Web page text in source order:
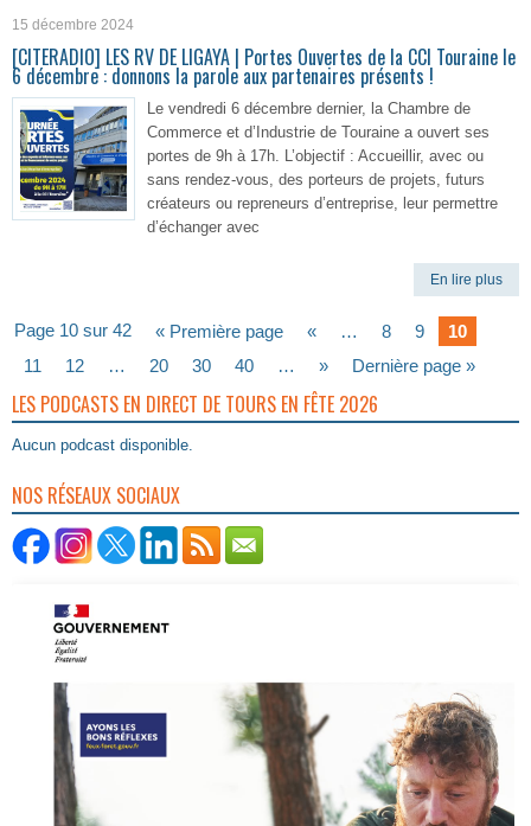
15 décembre 2024
[CITERADIO] LES RV DE LIGAYA | Portes Ouvertes de la CCI Touraine le
6 décembre : donnons la parole aux partenaires présents !
Le vendredi 6 décembre dernier, la Chambre de
Commerce et d’Industrie de Touraine a ouvert ses
portes de 9h à 17h. L’objectif : Accueillir, avec ou
sans rendez-vous, des porteurs de projets, futurs
créateurs ou repreneurs d’entreprise, leur permettre
d’échanger avec
En lire plus
Page 10 sur 42 « Première page « … 8 9
10
11
12 … 20 30 40 … » Dernière page »
LES PODCASTS EN DIRECT DE TOURS EN FÊTE 2026
Aucun podcast disponible.
NOS RÉSEAUX SOCIAUX